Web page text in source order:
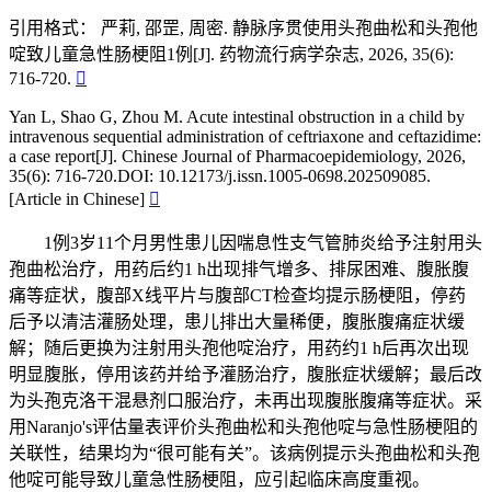
引用格式：
严莉, 邵罡, 周密. 静脉序贯使用头孢曲松和头孢他
啶致儿童急性肠梗阻1例[J]. 药物流行病学杂志, 2026, 35(6):
716-720. 
Yan L, Shao G, Zhou M. Acute intestinal obstruction in a child by
intravenous sequential administration of ceftriaxone and ceftazidime:
a case report[J]. Chinese Journal of Pharmacoepidemiology, 2026,
35(6): 716-720.DOI: 10.12173/j.issn.1005-0698.202509085.
[Article in Chinese] 
1例3岁11个月男性患儿因喘息性支气管肺炎给予注射用头
孢曲松治疗，用药后约1 h出现排气增多、排尿困难、腹胀腹
痛等症状，腹部X线平片与腹部CT检查均提示肠梗阻，停药
后予以清洁灌肠处理，患儿排出大量稀便，腹胀腹痛症状缓
解；随后更换为注射用头孢他啶治疗，用药约1 h后再次出现
明显腹胀，停用该药并给予灌肠治疗，腹胀症状缓解；最后改
为头孢克洛干混悬剂口服治疗，未再出现腹胀腹痛等症状。采
用Naranjo's评估量表评价头孢曲松和头孢他啶与急性肠梗阻的
关联性，结果均为“很可能有关”。该病例提示头孢曲松和头孢
他啶可能导致儿童急性肠梗阻，应引起临床高度重视。